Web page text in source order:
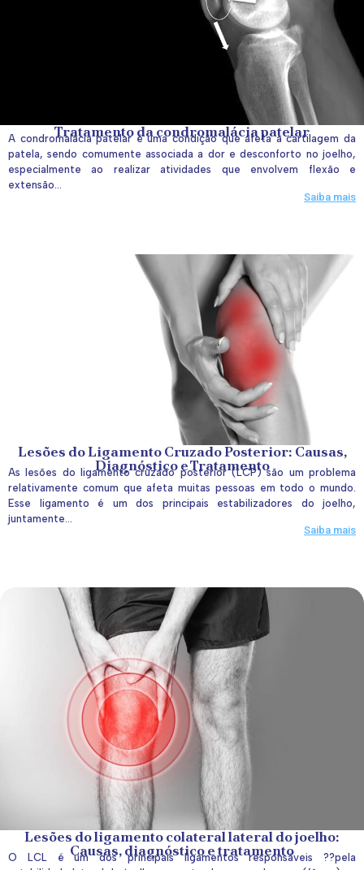
Tratamento da condromalácia patelar
A condromalácia patelar é uma condição que afeta a cartilagem da
patela, sendo comumente associada a dor e desconforto no joelho,
especialmente ao realizar atividades que envolvem flexão e
extensão...
Saiba mais
Lesões do Ligamento Cruzado Posterior: Causas,
Diagnóstico e Tratamento
As lesões do ligamento cruzado posterior (LCP) são um problema
relativamente comum que afeta muitas pessoas em todo o mundo.
Esse ligamento é um dos principais estabilizadores do joelho,
juntamente...
Saiba mais
Lesões do ligamento colateral lateral do joelho:
Causas, diagnóstico e tratamento
O LCL é um dos principais ligamentos responsáveis ??pela